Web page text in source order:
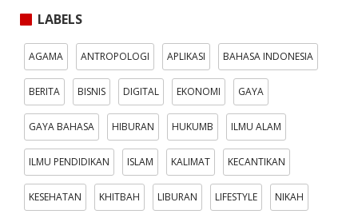
LABELS
AGAMA ANTROPOLOGI APLIKASI BAHASA INDONESIA
BERITA BISNIS DIGITAL EKONOMI GAYA
GAYA BAHASA HIBURAN HUKUMB ILMU ALAM
ILMU PENDIDIKAN ISLAM KALIMAT KECANTIKAN
KESEHATAN KHITBAH LIBURAN LIFESTYLE NIKAH